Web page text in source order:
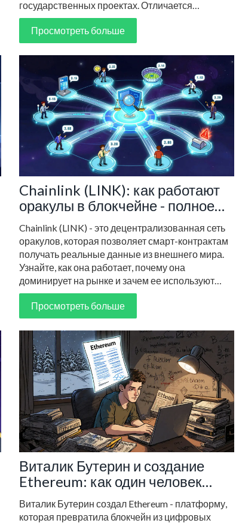
государственных проектах. Отличается
медленным, но устойчивым развитием.
Подходит для долгосрочных инвестиций и
децентрализованных решений.
Просмотреть больше
Chainlink (LINK): как работают
оракулы в блокчейне - полное
руководство
Chainlink (LINK) - это децентрализованная сеть
оракулов, которая позволяет смарт-контрактам
получать реальные данные из внешнего мира.
Узнайте, как она работает, почему она
доминирует на рынке и зачем ее используют
Google, Siemens и десятки DeFi-проектов.
Просмотреть больше
Виталик Бутерин и создание
Ethereum: как один человек
изменил криптовалюты
навсегда
Виталик Бутерин создал Ethereum - платформу,
которая превратила блокчейн из цифровых